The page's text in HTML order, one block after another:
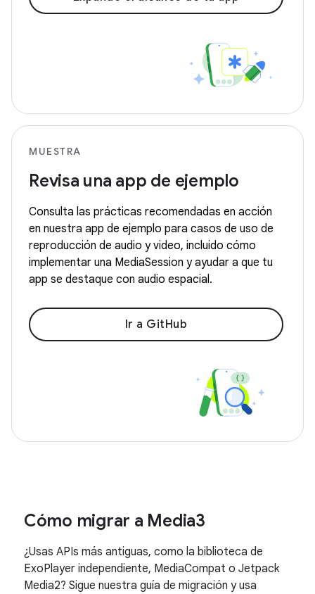
MUESTRA
Revisa una app de ejemplo
Consulta las prácticas recomendadas en acción
en nuestra app de ejemplo para casos de uso de
reproducción de audio y video, incluido cómo
implementar una MediaSession y ayudar a que tu
app se destaque con audio espacial.
Ir a GitHub
Cómo migrar a Media3
¿Usas APIs más antiguas, como la biblioteca de
ExoPlayer independiente, MediaCompat o Jetpack
Media2? Sigue nuestra guía de migración y usa